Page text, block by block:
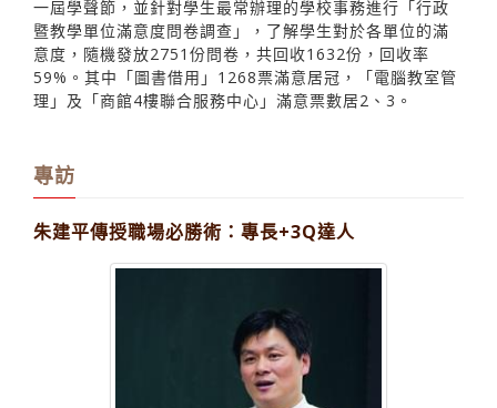
一屆學聲節，並針對學生最常辦理的學校事務進行「行政
暨教學單位滿意度問卷調查」，了解學生對於各單位的滿
意度，隨機發放2751份問卷，共回收1632份，回收率
59%。其中「圖書借用」1268票滿意居冠，「電腦教室管
理」及「商館4樓聯合服務中心」滿意票數居2、3。
專訪
朱建平傳授職場必勝術：專長+3Q達人